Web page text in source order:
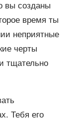
вы созданы
время ты
неприятные
черты
тщательно
Тебя его